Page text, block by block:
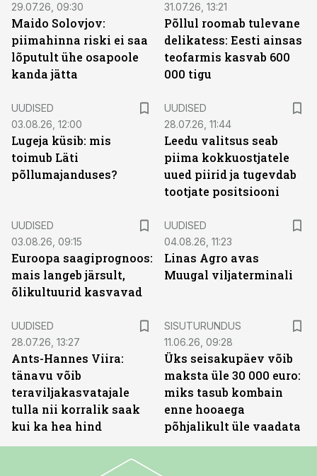
29.07.26, 09:30
Maido Solovjov:
piimahinna riski ei saa
lõputult ühe osapoole
kanda jätta
31.07.26, 13:21
Põllul roomab tulevane
delikatess: Eesti ainsas
teofarmis kasvab 600
000 tigu
UUDISED
03.08.26, 12:00
Lugeja küsib: mis
toimub Läti
põllumajanduses?
UUDISED
28.07.26, 11:44
Leedu valitsus seab
piima kokkuostjatele
uued piirid ja tugevdab
tootjate positsiooni
UUDISED
03.08.26, 09:15
Euroopa saagiprognoos:
mais langeb järsult,
õlikultuurid kasvavad
UUDISED
04.08.26, 11:23
Linas Agro avas
Muugal viljaterminali
UUDISED
28.07.26, 13:27
Ants-Hannes Viira:
tänavu võib
teraviljakasvatajale
tulla nii korralik saak
kui ka hea hind
SISUTURUNDUS
11.06.26, 09:28
Üks seisakupäev võib
maksta üle 30 000 euro:
miks tasub kombain
enne hooaega
põhjalikult üle vaadata